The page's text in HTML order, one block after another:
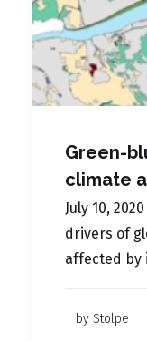
Green-
climate
July 10,
drivers of
affected by
by Stolpe